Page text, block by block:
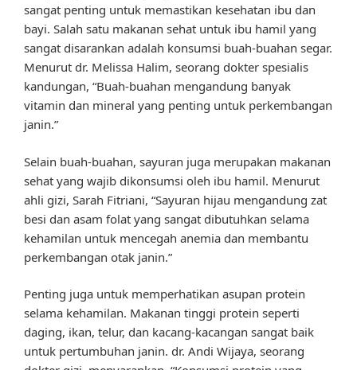
sangat penting untuk memastikan kesehatan ibu dan
bayi. Salah satu makanan sehat untuk ibu hamil yang
sangat disarankan adalah konsumsi buah-buahan segar.
Menurut dr. Melissa Halim, seorang dokter spesialis
kandungan, “Buah-buahan mengandung banyak
vitamin dan mineral yang penting untuk perkembangan
janin.”
Selain buah-buahan, sayuran juga merupakan makanan
sehat yang wajib dikonsumsi oleh ibu hamil. Menurut
ahli gizi, Sarah Fitriani, “Sayuran hijau mengandung zat
besi dan asam folat yang sangat dibutuhkan selama
kehamilan untuk mencegah anemia dan membantu
perkembangan otak janin.”
Penting juga untuk memperhatikan asupan protein
selama kehamilan. Makanan tinggi protein seperti
daging, ikan, telur, dan kacang-kacangan sangat baik
untuk pertumbuhan janin. dr. Andi Wijaya, seorang